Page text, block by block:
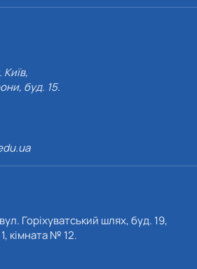
Київ,
буд. 15.
Горіхуватський шлях, буд. 19,
кімната № 12.